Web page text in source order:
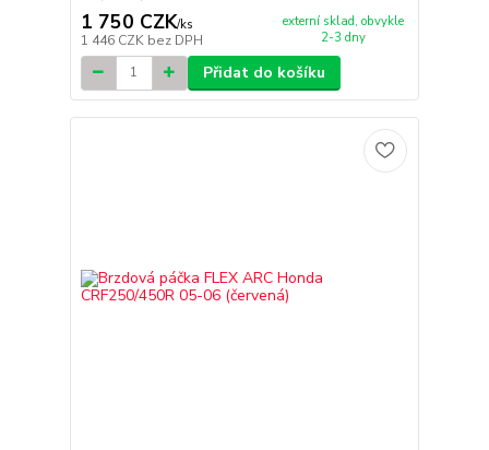
1 750 CZK/ks
1 446 CZK bez DPH
externí sklad, obvykle
2-3 dny
Přidat do košíku